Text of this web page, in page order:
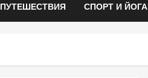
ПУТЕШЕСТВИЯ СПОРТ И ЙОГА